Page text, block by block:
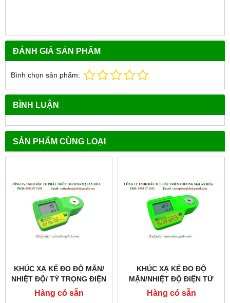
ĐÁNH GIÁ SẢN PHẨM
Bình chọn sản phẩm:
BÌNH LUẬN
SẢN PHẨM CÙNG LOẠI
KHÚC XẠ KẾ ĐO ĐỘ MẶN/
NHIỆT ĐỘ/ TỶ TRỌNG ĐIỆN
TỬ MODEL:MA887
Hàng có sẵn
KHÚC XẠ KẾ ĐO ĐỘ
MẶN/NHIỆT ĐỘ ĐIỆN TỬ
MODEL:MA886
Hàng có sẵn